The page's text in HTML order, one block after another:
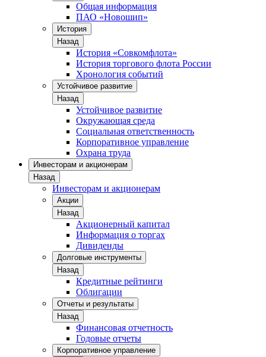
Общая информация
ПАО «Новошип»
История
Назад
История «Совкомфлота»
История торгового флота России
Хронология событий
Устойчивое развитие
Назад
Устойчивое развитие
Окружающая среда
Социальная ответственность
Корпоративное управление
Охрана труда
Инвесторам и акционерам
Назад
Инвесторам и акционерам
Акции
Назад
Акционерный капитал
Информация о торгах
Дивиденды
Долговые инструменты
Назад
Кредитные рейтинги
Облигации
Отчеты и результаты
Назад
Финансовая отчетность
Годовые отчеты
Корпоративное управление